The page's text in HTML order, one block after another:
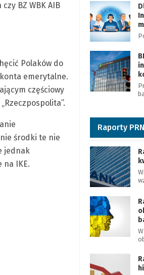
BZ WBK AIB
Polaków do
emerytalne.
częściowy
środki te nie
jednak
na IKE.
Raporty